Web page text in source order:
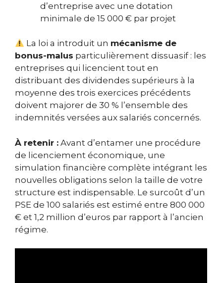
d’entreprise avec une dotation
minimale de 15 000 € par projet
La loi a introduit un mécanisme de
bonus-malus particulièrement dissuasif : les
entreprises qui licencient tout en
distribuant des dividendes supérieurs à la
moyenne des trois exercices précédents
doivent majorer de 30 % l’ensemble des
indemnités versées aux salariés concernés.
À retenir : Avant d’entamer une procédure
de licenciement économique, une
simulation financière complète intégrant les
nouvelles obligations selon la taille de votre
structure est indispensable. Le surcoût d’un
PSE de 100 salariés est estimé entre 800 000
€ et 1,2 million d’euros par rapport à l’ancien
régime.